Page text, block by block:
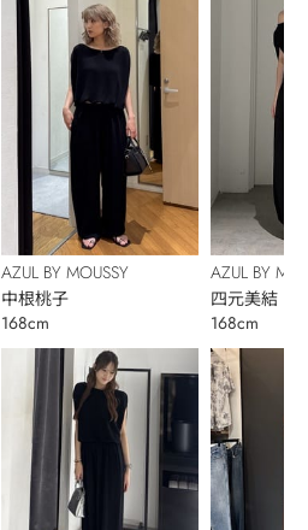
AZUL BY MOUSSY
中根桃子
168cm
AZUL BY
四元美結
168cm